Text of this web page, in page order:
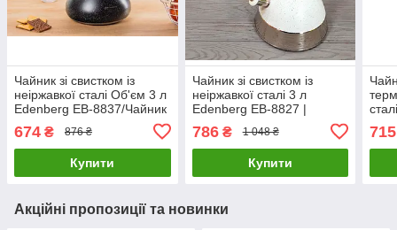
Чайник зі свистком із
неіржавкої сталі Об'єм 3 л
Edenberg EB-8837/Чайник
674 ₴ 876 ₴
Купити
Чайник зі свистком із
неіржавкої сталі 3 л
Edenberg EB-8827 |
786₴ 1 048 ₴
Купити
715
Акційні пропозиції та новинки